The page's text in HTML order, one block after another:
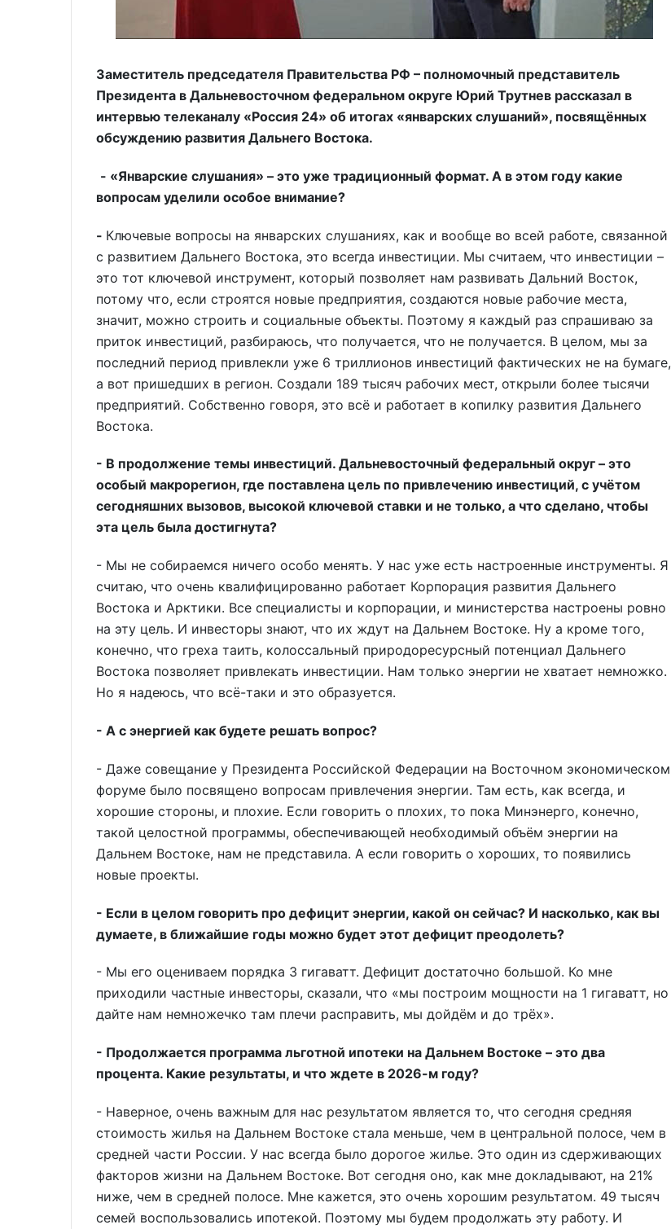
Заместитель председателя Правительства РФ – полномочный представитель
Президента в Дальневосточном федеральном округе Юрий Трутнев рассказал в
интервью телеканалу «Россия 24» об итогах «январских слушаний», посвящённых
обсуждению развития Дальнего Востока.
- «Январские слушания» – это уже традиционный формат. А в этом году какие
вопросам уделили особое внимание?
- Ключевые вопросы на январских слушаниях, как и вообще во всей работе, связанной
с развитием Дальнего Востока, это всегда инвестиции. Мы считаем, что инвестиции –
это тот ключевой инструмент, который позволяет нам развивать Дальний Восток,
потому что, если строятся новые предприятия, создаются новые рабочие места,
значит, можно строить и социальные объекты. Поэтому я каждый раз спрашиваю за
приток инвестиций, разбираюсь, что получается, что не получается. В целом, мы за
последний период привлекли уже 6 триллионов инвестиций фактических не на бумаге,
а вот пришедших в регион. Создали 189 тысяч рабочих мест, открыли более тысячи
предприятий. Собственно говоря, это всё и работает в копилку развития Дальнего
Востока.
- В продолжение темы инвестиций. Дальневосточный федеральный округ – это
особый макрорегион, где поставлена цель по привлечению инвестиций, с учётом
сегодняшних вызовов, высокой ключевой ставки и не только, а что сделано, чтобы
эта цель была достигнута?
- Мы не собираемся ничего особо менять. У нас уже есть настроенные инструменты. Я
считаю, что очень квалифицированно работает Корпорация развития Дальнего
Востока и Арктики. Все специалисты и корпорации, и министерства настроены ровно
на эту цель. И инвесторы знают, что их ждут на Дальнем Востоке. Ну а кроме того,
конечно, что греха таить, колоссальный природоресурсный потенциал Дальнего
Востока позволяет привлекать инвестиции. Нам только энергии не хватает немножко.
Но я надеюсь, что всё-таки и это образуется.
- А с энергией как будете решать вопрос?
- Даже совещание у Президента Российской Федерации на Восточном экономическом
форуме было посвящено вопросам привлечения энергии. Там есть, как всегда, и
хорошие стороны, и плохие. Если говорить о плохих, то пока Минэнерго, конечно,
такой целостной программы, обеспечивающей необходимый объём энергии на
Дальнем Востоке, нам не представила. А если говорить о хороших, то появились
новые проекты.
- Если в целом говорить про дефицит энергии, какой он сейчас? И насколько, как вы
думаете, в ближайшие годы можно будет этот дефицит преодолеть?
- Мы его оцениваем порядка 3 гигаватт. Дефицит достаточно большой. Ко мне
приходили частные инвесторы, сказали, что «мы построим мощности на 1 гигаватт, но
дайте нам немножечко там плечи расправить, мы дойдём и до трёх».
- Продолжается программа льготной ипотеки на Дальнем Востоке – это два
процента. Какие результаты, и что ждете в 2026-м году?
- Наверное, очень важным для нас результатом является то, что сегодня средняя
стоимость жилья на Дальнем Востоке стала меньше, чем в центральной полосе, чем в
средней части России. У нас всегда было дорогое жилье. Это один из сдерживающих
факторов жизни на Дальнем Востоке. Вот сегодня оно, как мне докладывают, на 21%
ниже, чем в средней полосе. Мне кажется, это очень хорошим результатом. 49 тысяч
семей воспользовались ипотекой. Поэтому мы будем продолжать эту работу. И